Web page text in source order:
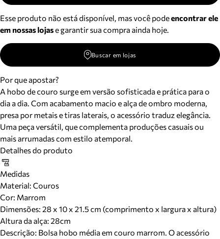
Esse produto não está disponível, mas você podeencontrar ele
em nossas lojase garantir sua compra ainda hoje.
Buscar em lojas
Por que apostar?
A hobo de couro surge em versão sofisticada e prática para o
dia a dia. Com acabamento macio e alça de ombro moderna,
presa por metais e tiras laterais, o acessório traduz elegância.
Uma peça versátil, que complementa produções casuais ou
mais arrumadas com estilo atemporal.
Detalhes do produto
Medidas
Material: Couros
Cor: Marrom
Dimensões: 28 x 10 x 21.5 cm (comprimento x largura x altura)
Altura da alça: 28cm
Descrição: Bolsa hobo média em couro marrom. O acessório